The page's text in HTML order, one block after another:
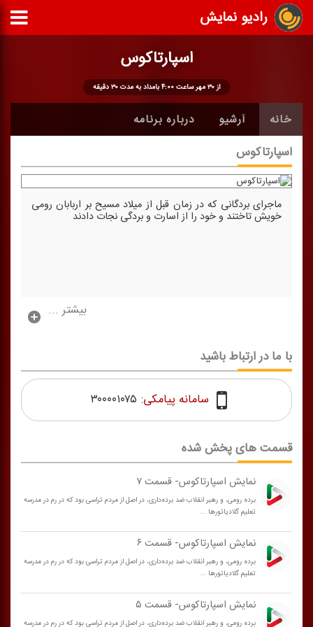
رادیو نمایش
اسپارتاكوس
از ۳۰ مهر ساعت ۴:۰۰ بامداد به مدت ۳۰ دقیقه
خانه آرشیو درباره برنامه
اسپارتاكوس
ماجرای بردگانی كه در زمان قبل از میلاد مسیح بر اربابان رومی
خویش تاختند و خود را از اسارت و بردگی نجات دادند
بیشتر ...
قسمت های پخش شده
نمایش اسپارتاكوس- قسمت ۷
برده رومی، و رهبر انقلاب ضد برده‌داری، در اصل از مردم تراسی بود كه در رم در مدرسه
تعلیم گلادیاتورها ...
نمایش اسپارتاكوس- قسمت ۶
برده رومی، و رهبر انقلاب ضد برده‌داری، در اصل از مردم تراسی بود كه در رم در مدرسه
تعلیم گلادیاتورها ...
نمایش اسپارتاكوس- قسمت ۵
برده رومی، و رهبر انقلاب ضد برده‌داری، در اصل از مردم تراسی بود كه در رم در مدرسه
با ما در ارتباط باشید
سامانه پیامکی: ۳۰۰۰۰۱۰۷۵